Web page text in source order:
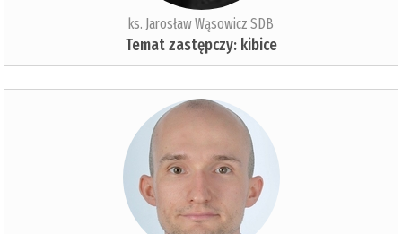
ks. Jarosław Wąsowicz SDB
Temat zastępczy: kibice